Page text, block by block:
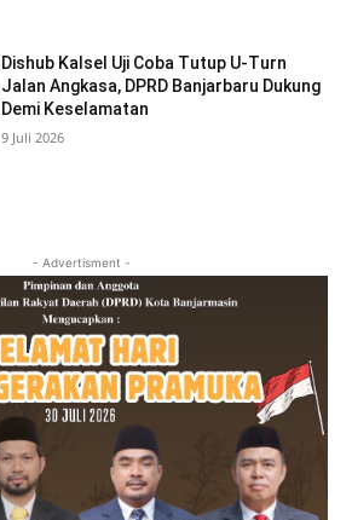
Dishub Kalsel Uji Coba Tutup U-Turn
Jalan Angkasa, DPRD Banjarbaru Dukung
Demi Keselamatan
9 Juli 2026
- Advertisment -